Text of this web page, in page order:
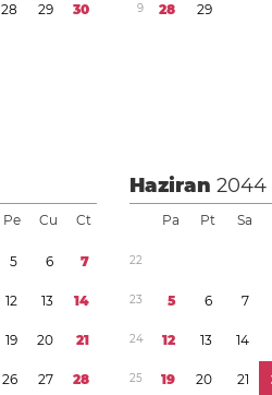
28 29 30 9 28 29
Pe Cu Ct
5 6 7
12 13 14
19 20 21
26 27 28
Haziran2044
Pa Pt Sa
22
23 5 6 7
24 12 13 14
25 19 20 21